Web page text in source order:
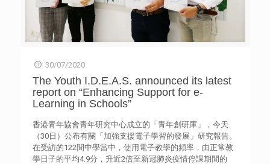
戒毒。 朱輝成功戒毒，更和朋友們成立了一隊專為社福機
構和學校，拍攝和開辦攝影班的團隊，希望透過鏡頭，以生
命影響生命，勸勉年青人。 阿志 自小喜愛足球，卻因一時
貪玩，與朋友開始偷竊，更會互相比較，鬥多鬥昂貴，從中
己求情及落淚的畫面，認為自己令父母非常失望，他感到非
常後悔。於是決心改過，拒絕朋友偷竊的邀請，重拾正向興
趣，並立志成為足球員。 阿龍 自小性格較衝動，在不良朋
友影響下，開始參與偷竊，後來因在街上搶劫，被判入更新
中心。 在還押期間，他體驗到失去寶貴自由的滋味。家人
每天不辭勞苦前往探望及關心他，他切實感受到家人的關愛
及支持，令他反思以前的違規行為，決心改過。 阿細 中一
開始便參與壞份子的打鬥，更踏上吸毒之路，最終因藏有危
險藥物而被捕及控告。在母親與哥哥的支持下，他選擇進入
30/07/2020
The Youth I.D.E.A.S. announced its latest
report on “Enhancing Support for e-
Learning in Schools”
香港青年協會青年研究中心成立的「青年創研庫」，今天
（30日）公布有關「加強支援電子學習的發展」研究報告。
在受訪的122間中學當中，使用電子教學的頻率，由正常教
學日子的平均4.9分，升近2倍至新冠肺炎疫情停課期間的